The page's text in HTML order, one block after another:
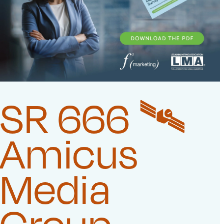
SR 666 🛰️‍
Amicus
Media